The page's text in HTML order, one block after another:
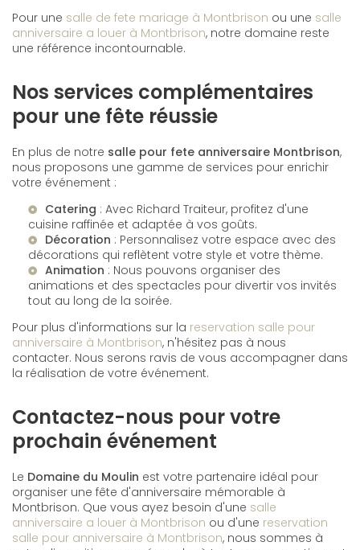
Pour une salle de fete mariage à Montbrison ou une salle
anniversaire a louer à Montbrison, notre domaine reste
une référence incontournable.
Nos services complémentaires
pour une fête réussie
En plus de notre salle pour fete anniversaire Montbrison,
nous proposons une gamme de services pour enrichir
votre événement :
Catering : Avec Richard Traiteur, profitez d'une
cuisine raffinée et adaptée à vos goûts.
Décoration : Personnalisez votre espace avec des
décorations qui reflètent votre style et votre thème.
Animation : Nous pouvons organiser des
animations et des spectacles pour divertir vos invités
tout au long de la soirée.
Pour plus d'informations sur la reservation salle pour
anniversaire à Montbrison, n'hésitez pas à nous
contacter. Nous serons ravis de vous accompagner dans
la réalisation de votre événement.
Contactez-nous pour votre
prochain événement
Le Domaine du Moulin est votre partenaire idéal pour
organiser une fête d'anniversaire mémorable à
Montbrison. Que vous ayez besoin d'une salle
anniversaire a louer à Montbrison ou d'une reservation
salle pour anniversaire à Montbrison, nous sommes à